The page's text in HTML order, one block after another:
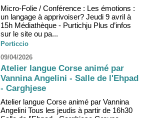
Micro-Folie / Conférence : Les émotions :
un langage à apprivoiser? Jeudi 9 avril à
15h Médiathèque - Purtichju Plus d’infos
sur le site ou pa...
Porticcio
09/04/2026
Atelier langue Corse animé par
Vannina Angelini - Salle de l'Ehpad
- Carghjese
Atelier langue Corse animé par Vannina
Angelini Tous les jeudis à partir de 16h30